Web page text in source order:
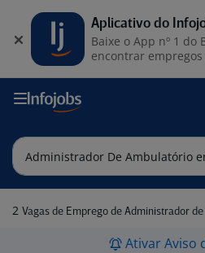
2 Vagas de Emprego de Administrador de
Ativar Aviso
Aplicativo do
Baixe o App nº 1 do
encontrar empregos